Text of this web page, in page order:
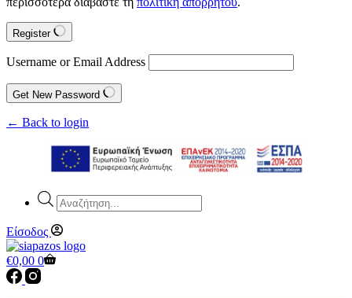
Register
Username or Email Address
Get New Password
← Back to login
Products
search
Είσοδος
Shopping
cart
€0,00 0